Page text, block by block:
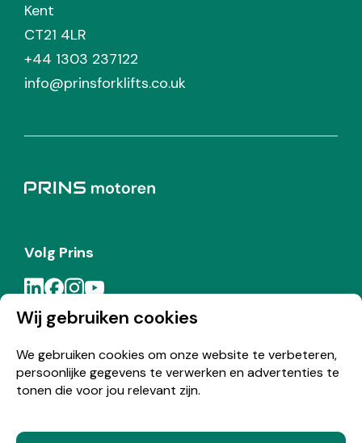
Wij gebruiken cookies
We gebruiken cookies om onze website te verbeteren,
persoonlijke gegevens te verwerken en advertenties te
tonen die voor jou relevant zijn.
Kent
CT21 4LR
+44 1303 237122
info@prinsforklifts.co.uk
Volg Prins
Meld je aan voor de Prins nieuwsbrief